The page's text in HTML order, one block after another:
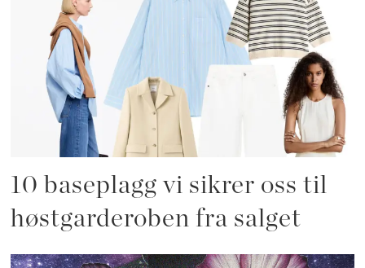
10 baseplagg vi sikrer oss til
høstgarderoben fra salget